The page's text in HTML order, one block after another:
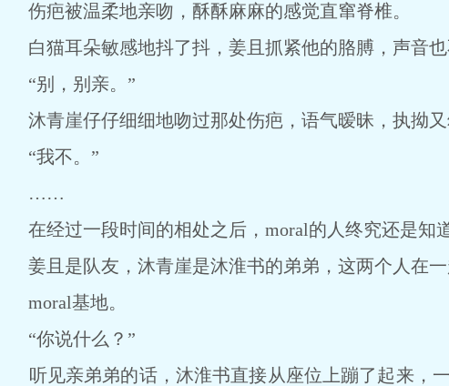
伤疤被温柔地亲吻，酥酥麻麻的感觉直窜脊椎。
白猫耳朵敏感地抖了抖，姜且抓紧他的胳膊，声音也
“别，别亲。”
沐青崖仔仔细细地吻过那处伤疤，语气暧昧，执拗又
“我不。”
……
在经过一段时间的相处之后，moral的人终究还是知道
姜且是队友，沐青崖是沐淮书的弟弟，这两个人在一
moral基地。
“你说什么？”
听见亲弟弟的话，沐淮书直接从座位上蹦了起来，